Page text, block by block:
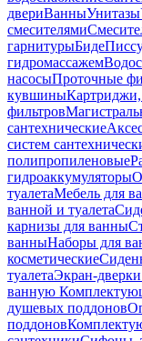
двериВанныУнитазы
смесителями
гарнитурыБиде
гидромассажем
насосыПроточные
кувшины
фильтров
сантехнические
систем
полипропиленовые
гидроаккумуляторы
туалетаМебель для
ванной и туалета
карнизы для ванны
ванныНаборы для
косметические
туалетаЭкран-дверки
ванную
душевых поддонов
поддонов